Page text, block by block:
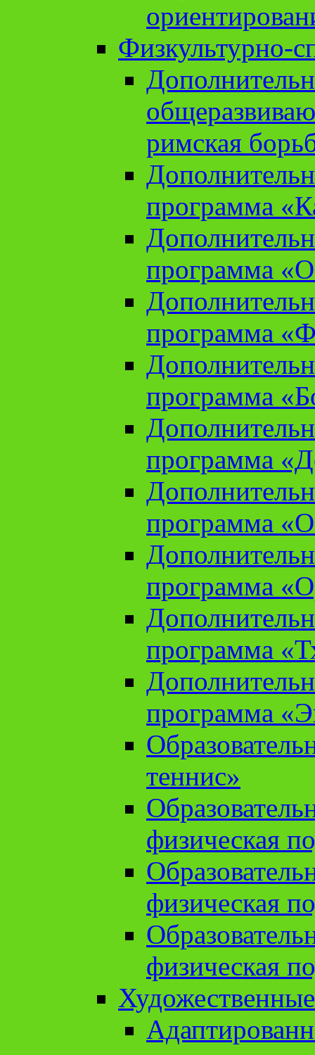
Физкультурно-
римская
программа
программа
программа
программа
программа
программа
программа
программа
программа
теннис»
физическая
физическая
физическая
Художественные